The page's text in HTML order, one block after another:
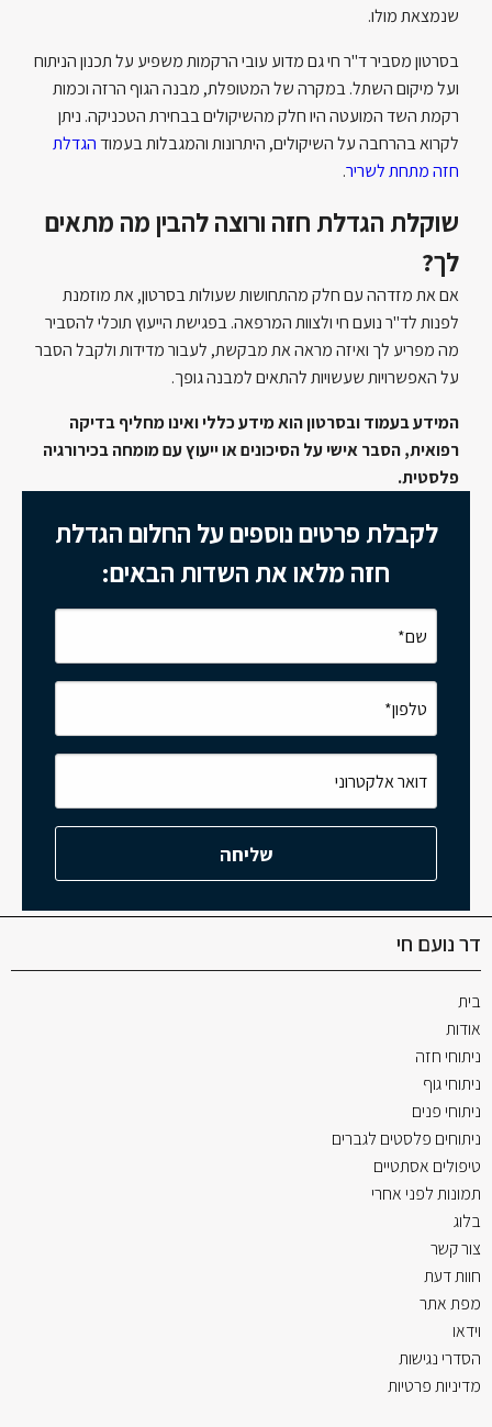
שנמצאת מולו.
בסרטון מסביר ד"ר חי גם מדוע עובי הרקמות משפיע על תכנון הניתוח
ועל מיקום השתל. במקרה של המטופלת, מבנה הגוף הרזה וכמות
רקמת השד המועטה היו חלק מהשיקולים בבחירת הטכניקה. ניתן
לקרוא בהרחבה על השיקולים, היתרונות והמגבלות בעמודהגדלת
חזה מתחת לשריר.
שוקלת הגדלת חזה ורוצה להבין מה מתאים
לך?
אם את מזדהה עם חלק מהתחושות שעולות בסרטון, את מוזמנת
לפנות לד"ר נועם חי ולצוות המרפאה. בפגישת הייעוץ תוכלי להסביר
מה מפריע לך ואיזה מראה את מבקשת, לעבור מדידות ולקבל הסבר
על האפשרויות שעשויות להתאים למבנה גופך.
המידע בעמוד ובסרטון הוא מידע כללי ואינו מחליף בדיקה
רפואית, הסבר אישי על הסיכונים או ייעוץ עם מומחה בכירורגיה
פלסטית.
לקבלת פרטים נוספים על החלום הגדלת
חזה מלאו את השדות הבאים:
דר נועם חי
בית
אודות
ניתוחי חזה
ניתוחי גוף
ניתוחי פנים
ניתוחים פלסטים לגברים
טיפולים אסתטיים
תמונות לפני אחרי
בלוג
צור קשר
חוות דעת
מפת אתר
וידאו
הסדרי נגישות
מדיניות פרטיות